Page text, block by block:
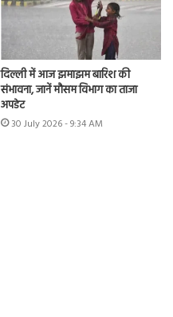
दिल्ली में आज झमाझम बारिश की
संभावना, जानें मौसम विभाग का ताजा
अपडेट
30 July 2026 - 9:34 AM